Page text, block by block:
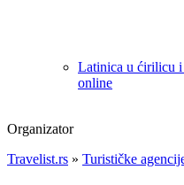
Latinica u ćirilicu
online
Organizator
Travelist.rs » Turističke